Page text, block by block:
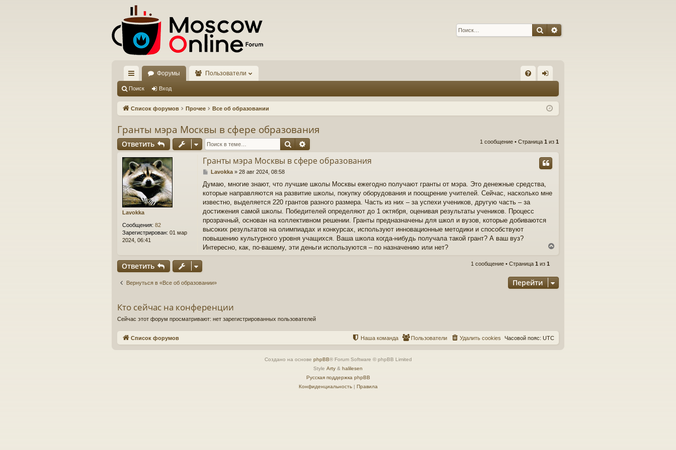
ПоискРасширенный поиск
с
ы
и
Форумы Пользователи
Q д
Поиск Вход
Список форумов Прочее Все об образовании
Гранты мэра Москвы в сфере образования
Ответить Поиск 1 сообщение • Страница 1 из 1
Lavokka
Сообщения: 82
Зарегистрирован: 01 мар
2024, 06:41
Гранты мэра Москвы в сфере образования
С
о
б
щ
е
и
е
Lavokka» 28 авг 2024, 08:58
Думаю, многие знают, что лучшие школы Москвы ежегодно получают гранты от мэра. Это денежные средства,
которые направляются на развитие школы, покупку оборудования и поощрение учителей. Сейчас, насколько мне
известно, выделяется 220 грантов разного размера. Часть из них – за успехи учеников, другую часть – за
достижения самой школы. Победителей определяют до 1 октября, оценивая результаты учеников. Процесс
прозрачный, основан на коллективном решении. Гранты предназначены для школ и вузов, которые добиваются
высоких результатов на олимпиадах и конкурсах, используют инновационные методики и способствуют
повышению культурного уровня учащихся. Ваша школа когда-нибудь получала такой грант? А ваш вуз?
Интересно, как, по-вашему, эти деньги используются – по назначению или нет?
у
т
ч
Ответить 1 сообщение • Страница 1 из 1
Вернуться в «Все об образовании» Перейти
Кто сейчас на конференции
Сейчас этот форум просматривают: нет зарегистрированных пользователей
Список форумов Часовой пояс: UTC
Удалить cookies
Пользователи
Наша команда
Создано на основе phpBB® Forum Software © phpBB Limited
Style Arty & halilesen
Русская поддержка phpBB
Конфиденциальность| Правила